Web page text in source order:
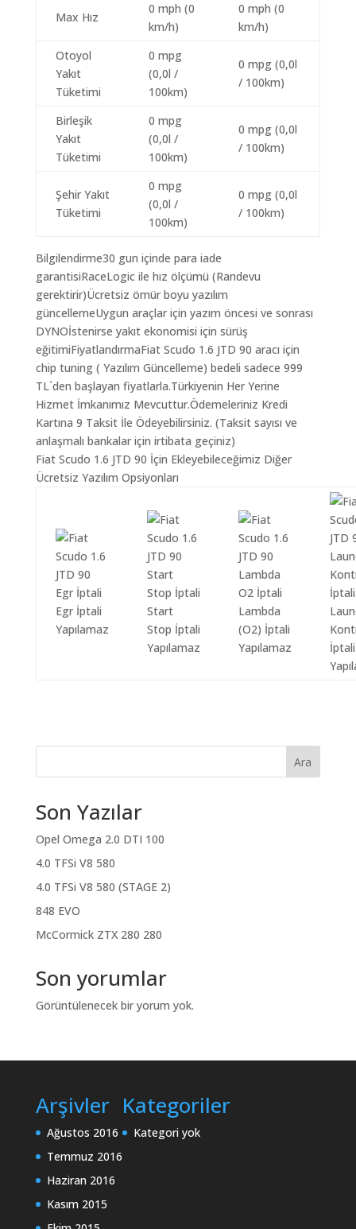
Max Hız
0 mph (0
km/h)
0 mph (0
km/h)
Otoyol
Yakıt
Tüketimi
0 mpg
(0,0l /
100km)
0 mpg (0,0l
/ 100km)
Birleşik
Yakıt
Tüketimi
0 mpg
(0,0l /
100km)
0 mpg (0,0l
/ 100km)
Şehir Yakıt
Tüketimi
0 mpg
(0,0l /
100km)
0 mpg (0,0l
/ 100km)
Bilgilendirme30 gun içinde para iade
garantisiRaceLogic ile hız ölçümü (Randevu
gerektirir)Ücretsiz ömür boyu yazılım
güncellemeUygun araçlar için yazım öncesi ve sonrası
DYNOİstenirse yakıt ekonomisi için sürüş
eğitimiFiyatlandırmaFiat Scudo 1.6 JTD 90 aracı için
chip tuning ( Yazılım Güncelleme) bedeli sadece 999
TL`den başlayan fiyatlarla.Türkiyenin Her Yerine
Hizmet İmkanımız Mevcuttur.Ödemeleriniz Kredi
Kartına 9 Taksit İle Ödeyebilirsiniz. (Taksit sayısı ve
anlaşmalı bankalar için irtibata geçiniz)
Fiat Scudo 1.6 JTD 90 İçin Ekleyebileceğimiz Diğer
Ücretsiz Yazılım Opsiyonları
Egr İptali
Yapılamaz
Start
Stop İptali
Yapılamaz
Lambda
(O2) İptali
Yapılamaz
İptali
Ara
Son Yazılar
Opel Omega 2.0 DTI 100
4.0 TFSi V8 580
4.0 TFSi V8 580 (STAGE 2)
848 EVO
McCormick ZTX 280 280
Son yorumlar
Görüntülenecek bir yorum yok.
Arşivler
Ağustos 2016
Temmuz 2016
Haziran 2016
Kasım 2015
Kategoriler
Kategori yok